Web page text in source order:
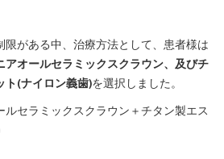
がある中、治療方法として、患者様は
オールセラミックスクラウン、及びチ
ト(ナイロン義歯)を選択しました。
ルセラミックスクラウン＋チタン製エス